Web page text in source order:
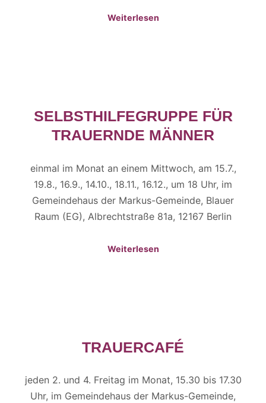
Weiterlesen
SELBSTHILFEGRUPPE FÜR
TRAUERNDE MÄNNER
einmal im Monat an einem Mittwoch, am 15.7.,
19.8., 16.9., 14.10., 18.11., 16.12., um 18 Uhr, im
Gemeindehaus der Markus-Gemeinde, Blauer
Raum (EG), Albrechtstraße 81a, 12167 Berlin
Weiterlesen
TRAUERCAFÉ
jeden 2. und 4. Freitag im Monat, 15.30 bis 17.30
Uhr, im Gemeindehaus der Markus-Gemeinde,